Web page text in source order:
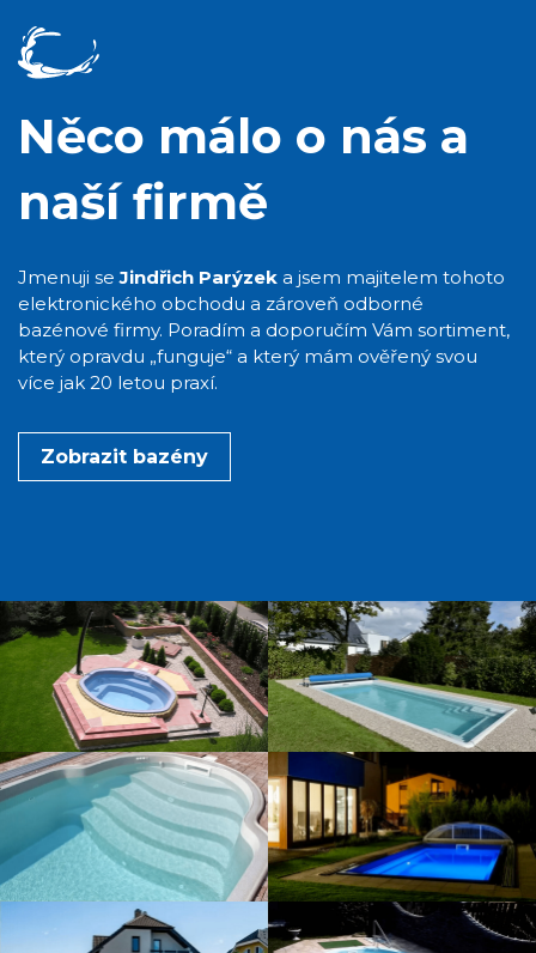
Něco málo o nás a
naší firmě
Jmenuji seJindřich Parýzek a jsem majitelem tohoto
elektronického obchodu a zároveň odborné
bazénové firmy. Poradím a doporučím Vám sortiment,
který opravdu „funguje“ a který mám ověřený svou
více jak 20 letou praxí.
Zobrazit bazény